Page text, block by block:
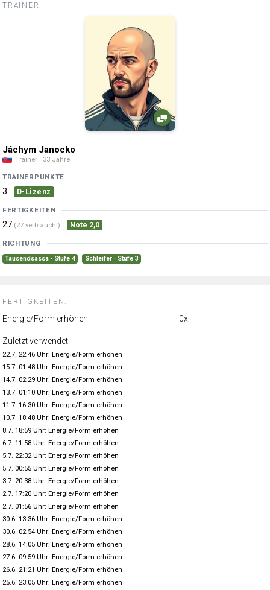
TRAINER:
Jáchym Janocko
Trainer · 33 Jahre
TRAINERPUNKTE
3 D-Lizenz
FERTIGKEITEN
27 (27 verbraucht) Note 2,0
RICHTUNG
Tausendsassa · Stufe 4 Schleifer · Stufe 3
FERTIGKEITEN:
Energie/Form erhöhen: 0x
Zuletzt verwendet:
22.7. 22:46 Uhr: Energie/Form erhöhen
15.7. 01:48 Uhr: Energie/Form erhöhen
14.7. 02:29 Uhr: Energie/Form erhöhen
13.7. 01:10 Uhr: Energie/Form erhöhen
11.7. 16:30 Uhr: Energie/Form erhöhen
10.7. 18:48 Uhr: Energie/Form erhöhen
8.7. 18:59 Uhr: Energie/Form erhöhen
6.7. 11:58 Uhr: Energie/Form erhöhen
5.7. 22:32 Uhr: Energie/Form erhöhen
5.7. 00:55 Uhr: Energie/Form erhöhen
3.7. 20:38 Uhr: Energie/Form erhöhen
2.7. 17:20 Uhr: Energie/Form erhöhen
2.7. 01:56 Uhr: Energie/Form erhöhen
30.6. 13:36 Uhr: Energie/Form erhöhen
30.6. 02:54 Uhr: Energie/Form erhöhen
28.6. 14:05 Uhr: Energie/Form erhöhen
27.6. 09:59 Uhr: Energie/Form erhöhen
26.6. 21:21 Uhr: Energie/Form erhöhen
25.6. 23:05 Uhr: Energie/Form erhöhen